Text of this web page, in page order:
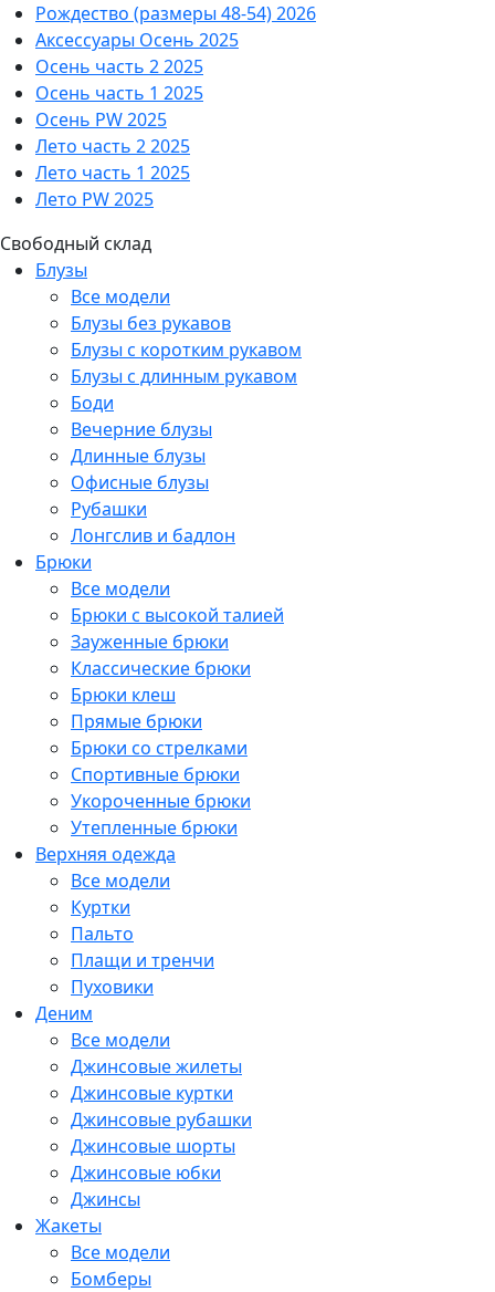
Рождество (размеры 48-54) 2026
Аксессуары Осень 2025
Осень часть 2 2025
Осень часть 1 2025
Осень PW 2025
Лето часть 2 2025
Лето часть 1 2025
Лето PW 2025
Свободный склад
Блузы
Все модели
Блузы без рукавов
Блузы с коротким рукавом
Блузы с длинным рукавом
Боди
Вечерние блузы
Длинные блузы
Офисные блузы
Рубашки
Лонгслив и бадлон
Брюки
Все модели
Брюки с высокой талией
Зауженные брюки
Классические брюки
Брюки клеш
Прямые брюки
Брюки со стрелками
Спортивные брюки
Укороченные брюки
Утепленные брюки
Верхняя одежда
Все модели
Куртки
Пальто
Плащи и тренчи
Пуховики
Деним
Все модели
Джинсовые жилеты
Джинсовые куртки
Джинсовые рубашки
Джинсовые шорты
Джинсовые юбки
Джинсы
Жакеты
Все модели
Бомберы